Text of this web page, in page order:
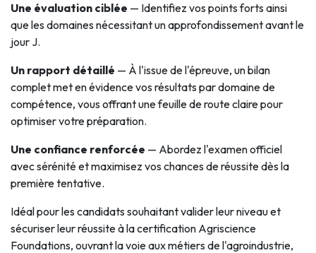
Une évaluation ciblée — Identifiez vos points forts ainsi
que les domaines nécessitant un approfondissement avant le
jour J.
Un rapport détaillé — À l'issue de l'épreuve, un bilan
complet met en évidence vos résultats par domaine de
compétence, vous offrant une feuille de route claire pour
optimiser votre préparation.
Une confiance renforcée — Abordez l'examen officiel
avec sérénité et maximisez vos chances de réussite dès la
première tentative.
Idéal pour les candidats souhaitant valider leur niveau et
sécuriser leur réussite à la certification Agriscience
Foundations, ouvrant la voie aux métiers de l'agroindustrie,